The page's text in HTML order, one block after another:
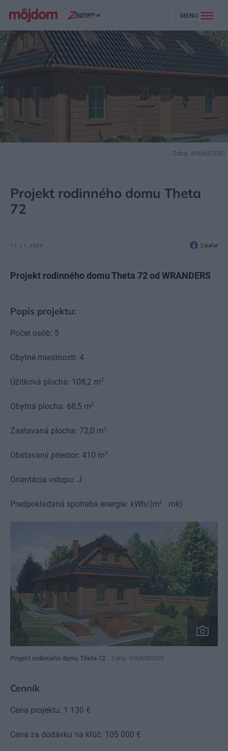
MENU
Zdroj: WRANDERS
Projekt rodinného domu Theta
72
11. 11. 2020 Zdieľať
Projekt rodinného domu Theta 72 od WRANDERS
Popis projektu:
Počet osôb: 5
Obytné miestnosti: 4
Úžitková plocha: 108,2 m2
Obytná plocha: 68,5 m2
Zastavaná plocha: 72,0 m2
Obstavaný priestor: 410 m3
Orientácia vstupu: J
Predpokladaná spotreba energie: kWh/(m2 . rok)
Projekt rodinného domu Theta 72 Zdroj: WRANDERS
Cenník
Cena projektu: 1 130 €
Cena za dodávku na kľúč: 105 000 €